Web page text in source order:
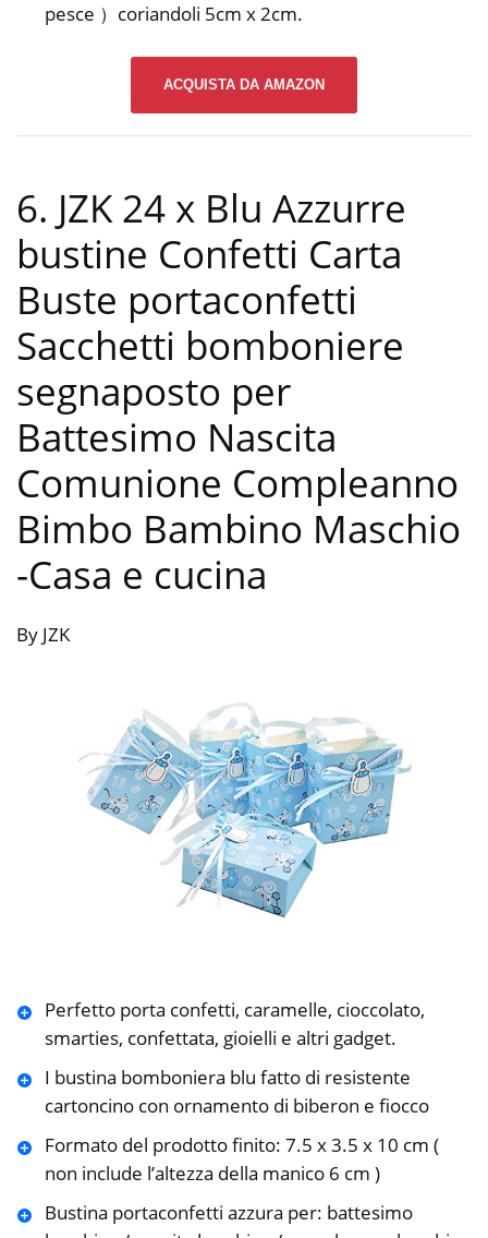
pesce ）coriandoli 5cm x 2cm.
ACQUISTA DA AMAZON
6. JZK 24 x Blu Azzurre
bustine Confetti Carta
Buste portaconfetti
Sacchetti bomboniere
segnaposto per
Battesimo Nascita
Comunione Compleanno
Bimbo Bambino Maschio
-Casa e cucina
By JZK
Perfetto porta confetti, caramelle, cioccolato,
smarties, confettata, gioielli e altri gadget.
I bustina bomboniera blu fatto di resistente
cartoncino con ornamento di biberon e fiocco
Formato del prodotto finito: 7.5 x 3.5 x 10 cm (
non include l’altezza della manico 6 cm )
Bustina portaconfetti azzura per: battesimo